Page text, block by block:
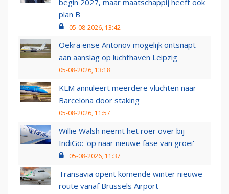
begin 2027, maar maatschappij heeft ook
plan B
05-08-2026, 13:42
Oekraïense Antonov mogelijk ontsnapt
aan aanslag op luchthaven Leipzig
05-08-2026, 13:18
KLM annuleert meerdere vluchten naar
Barcelona door staking
05-08-2026, 11:57
Willie Walsh neemt het roer over bij
IndiGo: 'op naar nieuwe fase van groei'
05-08-2026, 11:37
Transavia opent komende winter nieuwe
route vanaf Brussels Airport